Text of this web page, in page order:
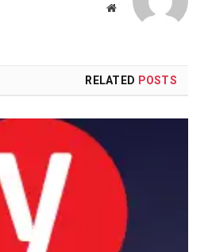
Website
RELATED POSTS